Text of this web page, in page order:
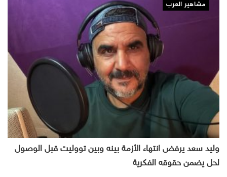
مشاهير العرب
وليد سعد يرفض انتهاء الأزمة بينه وبين تووليت قبل الوصول
لحل يضمن حقوقه الفكرية